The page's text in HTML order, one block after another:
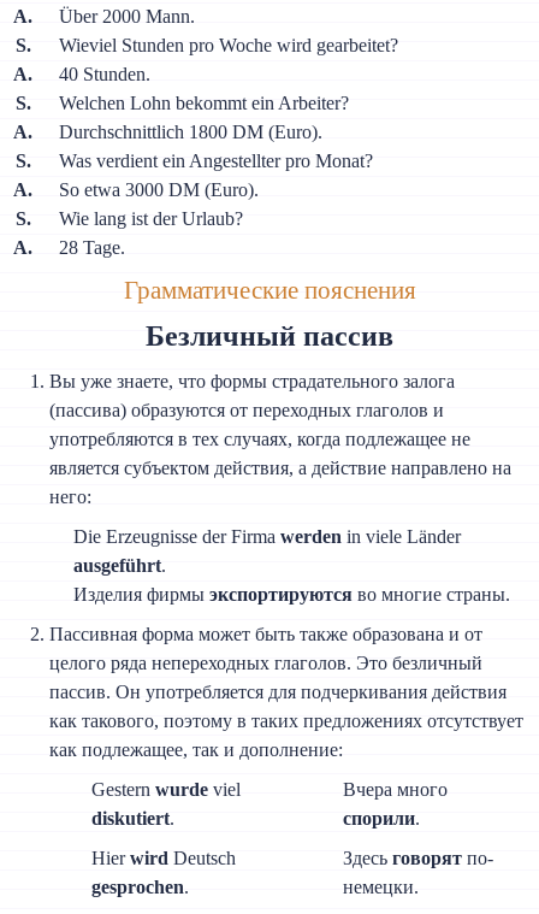
A.
Über 2000 Mann.
S.
Wieviel Stunden pro Woche wird gearbeitet?
A.
40 Stunden.
S.
Welchen Lohn bekommt ein Arbeiter?
A.
Durchschnittlich 1800 DM (Euro).
S.
Was verdient ein Angestellter pro Monat?
A.
So etwa 3000 DM (Euro).
S.
Wie lang ist der Urlaub?
A.
28 Tage.
Грамматические пояснения
Безличный пассив
Вы уже знаете, что формы страдательного залога
(пассива) образуются от переходных глаголов и
употребляются в тех случаях, когда подлежащее не
является субъектом действия, а действие направлено на
него:
Die Erzeugnisse der Firmawerden in viele Länder
ausgeführt.
Изделия фирмыэкспортируются во многие страны.
Пассивная форма может быть также образована и от
целого ряда непереходных глаголов. Это безличный
пассив. Он употребляется для подчеркивания действия
как такового, поэтому в таких предложениях отсутствует
как подлежащее, так и дополнение:
Gesternwurde viel
diskutiert.
Вчера много
спорили.
Hierwird Deutsch
gesprochen.
Здесьговорят по-
немецки.